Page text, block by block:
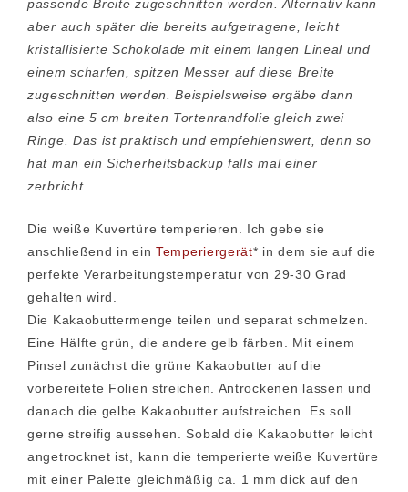
passende Breite zugeschnitten werden. Alternativ kann
aber auch später die bereits aufgetragene, leicht
kristallisierte Schokolade mit einem langen Lineal und
einem scharfen, spitzen Messer auf diese Breite
zugeschnitten werden. Beispielsweise ergäbe dann
also eine 5 cm breiten Tortenrandfolie gleich zwei
Ringe. Das ist praktisch und empfehlenswert, denn so
hat man ein Sicherheitsbackup falls mal einer
zerbricht.
Die weiße Kuvertüre temperieren. Ich gebe sie
anschließend in ein Temperiergerät* in dem sie auf die
perfekte Verarbeitungstemperatur von 29-30 Grad
gehalten wird.
Die Kakaobuttermenge teilen und separat schmelzen.
Eine Hälfte grün, die andere gelb färben. Mit einem
Pinsel zunächst die grüne Kakaobutter auf die
vorbereitete Folien streichen. Antrockenen lassen und
danach die gelbe Kakaobutter aufstreichen. Es soll
gerne streifig aussehen. Sobald die Kakaobutter leicht
angetrocknet ist, kann die temperierte weiße Kuvertüre
mit einer Palette gleichmäßig ca. 1 mm dick auf den